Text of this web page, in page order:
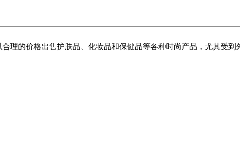
理的价格出售护肤品、化妆品和保健品等各种时尚产品，尤其受到